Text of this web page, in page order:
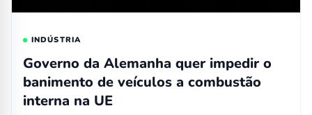
INDÚSTRIA
Governo da Alemanha quer impedir o
banimento de veículos a combustão
interna na UE